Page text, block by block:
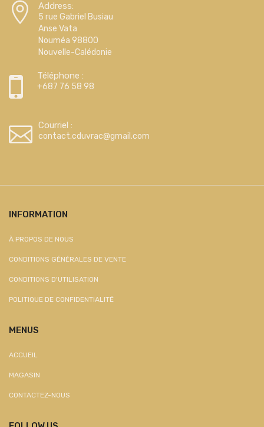
Address:
5 rue Gabriel Busiau
Anse Vata
Nouméa 98800
Nouvelle-Calédonie
Téléphone :
+687 76 58 98
Courriel :
contact.cduvrac@gmail.com
INFORMATION
À PROPOS DE NOUS
CONDITIONS GÉNÉRALES DE VENTE
CONDITIONS D'UTILISATION
POLITIQUE DE CONFIDENTIALITÉ
MENUS
ACCUEIL
MAGASIN
CONTACTEZ-NOUS